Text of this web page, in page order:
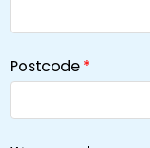
Postcode